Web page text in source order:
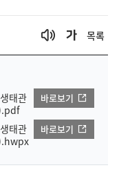
목록
태관
바로보기
태관
바로보기